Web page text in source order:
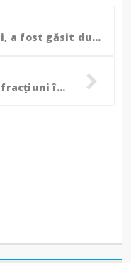
Ayan, copilul de doi ani, a fost găsit după mai bine de 25 de ore de căutări!
14 persoane care au comis infracțiuni în trafic, consiliate de specialiștii antidrog!